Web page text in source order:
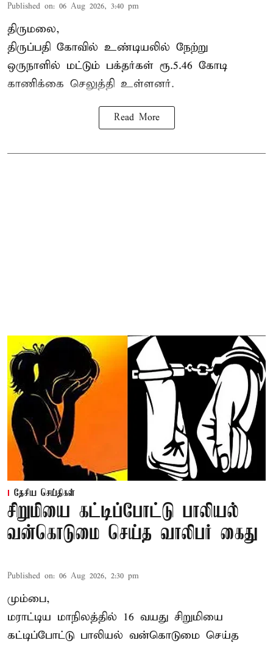
Published on: 06 Aug 2026, 3:40 pm
திருமலை,
திருப்பதி கோவில் உண்டியலில் நேற்று
ஒருநாளில் மட்டும் பக்தர்கள் ரூ.5.46 கோடி
காணிக்கை செலுத்தி உள்ளனர்.
Read More
தேசிய செய்திகள்
சிறுமியை கட்டிப்போட்டு பாலியல்
வன்கொடுமை செய்த வாலிபர் கைது
Published on: 06 Aug 2026, 2:30 pm
மும்பை,
மராட்டிய மாநிலத்தில் 16 வயது சிறுமியை
கட்டிப்போட்டு பாலியல் வன்கொடுமை செய்த